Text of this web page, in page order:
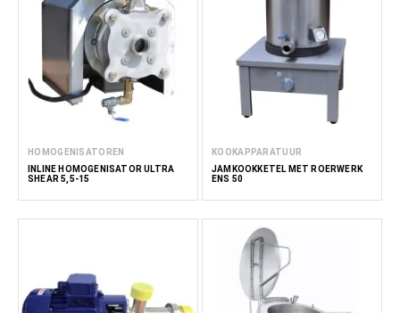
HOMOGENISATOREN
INLINE HOMOGENISATOR ULTRA
SHEAR 5,5-15
KOOKAPPARATUUR
JAMKOOKKETEL MET ROERWERK
ENS 50